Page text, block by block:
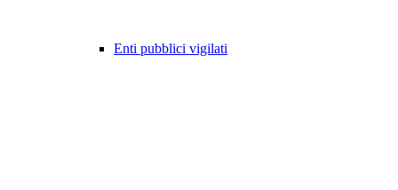
Enti pubblici vigilati